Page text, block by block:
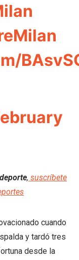
, suscríbete
cuando
y tardó tres
desde la